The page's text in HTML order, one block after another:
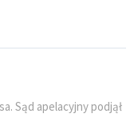
Sąd apelacyjny podjął